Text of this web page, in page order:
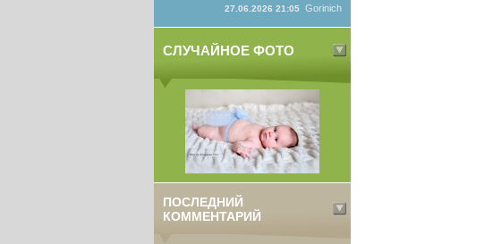
27.06.2026 21:05 Gorinich
СЛУЧАЙНОЕ ФОТО
ПОСЛЕДНИЙ
КОММЕНТАРИЙ